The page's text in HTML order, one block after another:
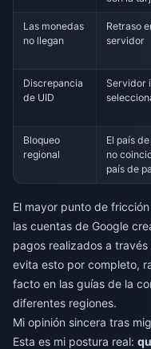
Las monedas
no llegan
Retraso
servidor
Discrepancia
de UID
Servidor
Bloqueo
regional
El país
no
país de
El mayor punto de
las cuentas de Google
pagos realizados a
evita esto por completo,
facto en las guías de la
diferentes regiones.
Mi opinión sincera tras
Esta es mi postura real: